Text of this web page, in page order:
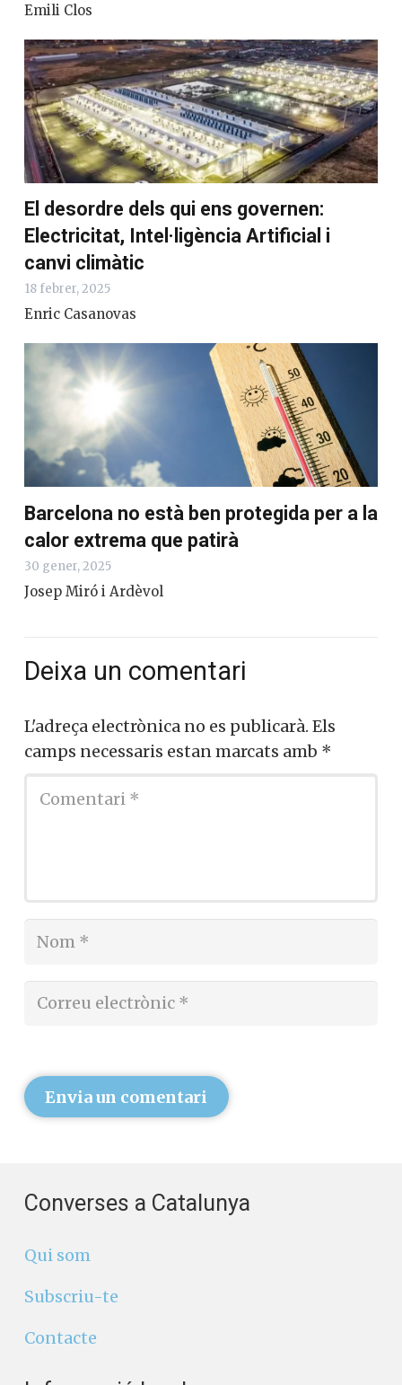
Emili Clos
El desordre dels qui ens governen:
Electricitat, Intel·ligència Artificial i
canvi climàtic
18 febrer, 2025
Enric Casanovas
Barcelona no està ben protegida per a la
calor extrema que patirà
30 gener, 2025
Josep Miró i Ardèvol
Deixa un comentari
L'adreça electrònica no es publicarà. Els
camps necessaris estan marcats amb *
Envia un comentari
Converses a Catalunya
Qui som
Subscriu-te
Contacte